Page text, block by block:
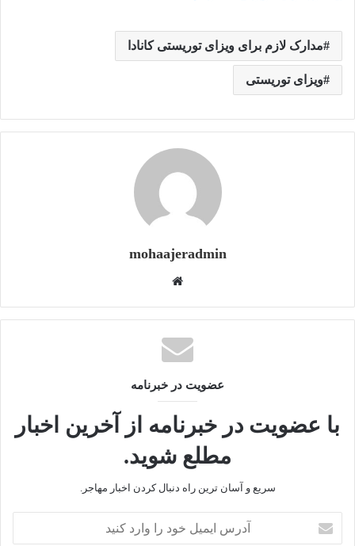
مدارک لازم برای ویزای توریستی کانادا
ویزای توریستی
mohaajeradmin
س
ا
ی
عضویت در خبرنامه
با عضویت در خبرنامه از آخرین اخبار
مطلع شوید.
سریع و آسان ترین راه دنبال کردن اخبار مهاجر.